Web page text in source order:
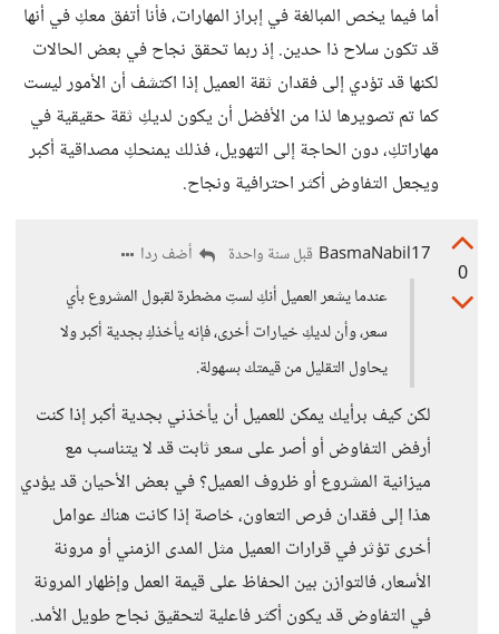
أما فيما يخص المبالغة في إبراز المهارات، فأنا أتفق معكِ في أنها
قد تكون سلاح ذا حدين. إذ ربما تحقق نجاح في بعض الحالات
لكنها قد تؤدي إلى فقدان ثقة العميل إذا اكتشف أن الأمور ليست
كما تم تصويرها لذا من الأفضل أن يكون لديكِ ثقة حقيقية في
مهاراتكِ، دون الحاجة إلى التهويل، فذلك يمنحكِ مصداقية أكبر
ويجعل التفاوض أكثر احترافية ونجاح.
0
BasmaNabil17 قبل سنة واحدة
أضف ردا
عندما يشعر العميل أنكِ لستِ مضطرة لقبول المشروع بأي
سعر، وأن لديكِ خيارات أخرى، فإنه يأخذكِ بجدية أكبر ولا
يحاول التقليل من قيمتك بسهولة.
لكن كيف برأيك يمكن للعميل أن يأخذني بجدية أكبر إذا كنت
أرفض التفاوض أو أصر على سعر ثابت قد لا يتناسب مع
ميزانية المشروع أو ظروف العميل؟ في بعض الأحيان قد يؤدي
هذا إلى فقدان فرص التعاون، خاصة إذا كانت هناك عوامل
أخرى تؤثر في قرارات العميل مثل المدى الزمني أو مرونة
الأسعار، فالتوازن بين الحفاظ على قيمة العمل وإظهار المرونة
في التفاوض قد يكون أكثر فاعلية لتحقيق نجاح طويل الأمد.